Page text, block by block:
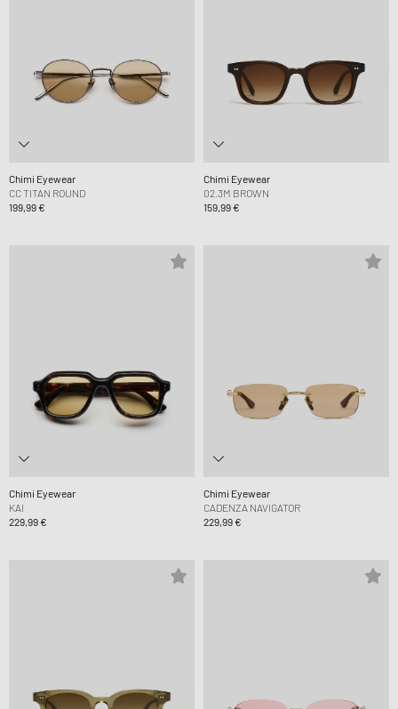
Chimi Eyewear
CC TITAN ROUND
199,99 €
Chimi Eyewear
02.3M BROWN
159,99 €
Chimi Eyewear
KAI
229,99 €
Chimi Eyewear
CADENZA NAVIGATOR
229,99 €